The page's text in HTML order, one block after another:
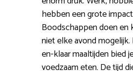
hebben een grote
Boodschappen doen en
niet elke avond
en-klaar maaltijden bied
voedzaam eten. De tijd